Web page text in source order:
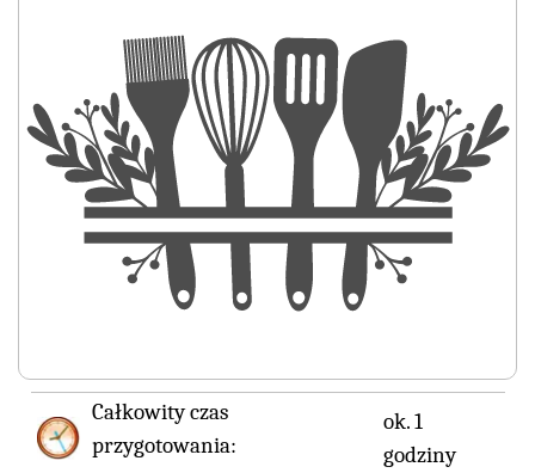
Całkowity czas
przygotowania:
ok. 1
godziny